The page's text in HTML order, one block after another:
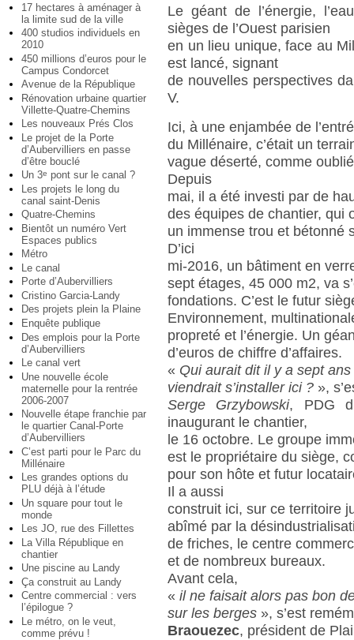
17 hectares à aménager à
la limite sud de la ville
400 studios individuels en
2010
450 millions d’euros pour le
Campus Condorcet
Avenue de la République
Rénovation urbaine quartier
Villette-Quatre-Chemins
Les nouveaux Prés Clos
Le projet de la Porte
d’Aubervilliers en passe
d’être bouclé
Un 3e pont sur le canal ?
Les projets le long du
canal saint-Denis
Quatre-Chemins
Bientôt un numéro Vert
Espaces publics
Métro
Le canal
Porte d’Aubervilliers
Cristino Garcia-Landy
Des projets plein la Plaine
Enquête publique
Des emplois pour la Porte
d’Aubervilliers
Le canal vert
Une nouvelle école
maternelle pour la rentrée
2006-2007
Nouvelle étape franchie par
le quartier Canal-Porte
d’Aubervilliers
C’est parti pour le Parc du
Millénaire
Les grandes options du
PLU déjà à l’étude
Un square pour tout le
monde
Les JO, rue des Fillettes
La Villa République en
chantier
Une piscine au Landy
Ça construit au Landy
Centre commercial : vers
l’épilogue ?
Le métro, on le veut,
comme prévu !
Le géant de l’énergie,
sièges de l’Ouest parisien
en un lieu unique, face au
est lancé, signant
de nouvelles perspectives
V.
Ici, à une enjambée de
du Millénaire, c’était un
vague déserté, comme
Depuis
mai, il a été investi par de
des équipes de chantier, qui
un immense trou et bétonné
D’ici
mi-2016, un bâtiment en
sept étages, 45 000 m2, va
fondations. C’est le futur
Environnement,
propreté et l’énergie. Un
d’euros de chiffre d’affaires.
« Qui aurait dit il y a sept
viendrait s’installer ici ? »,
Serge Grzybowski, PDG
inaugurant le chantier,
le 16 octobre. Le groupe
est le propriétaire du siège,
pour son hôte et futur
Il a aussi
construit ici, sur ce territoire
abîmé par la
de friches, le centre
et de nombreux bureaux.
Avant cela,
«il ne faisait alors pas bon
sur les berges », s’est
Braouezec, président de